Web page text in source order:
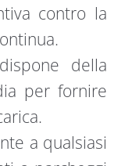
contro la
della
per fornire
a qualsiasi